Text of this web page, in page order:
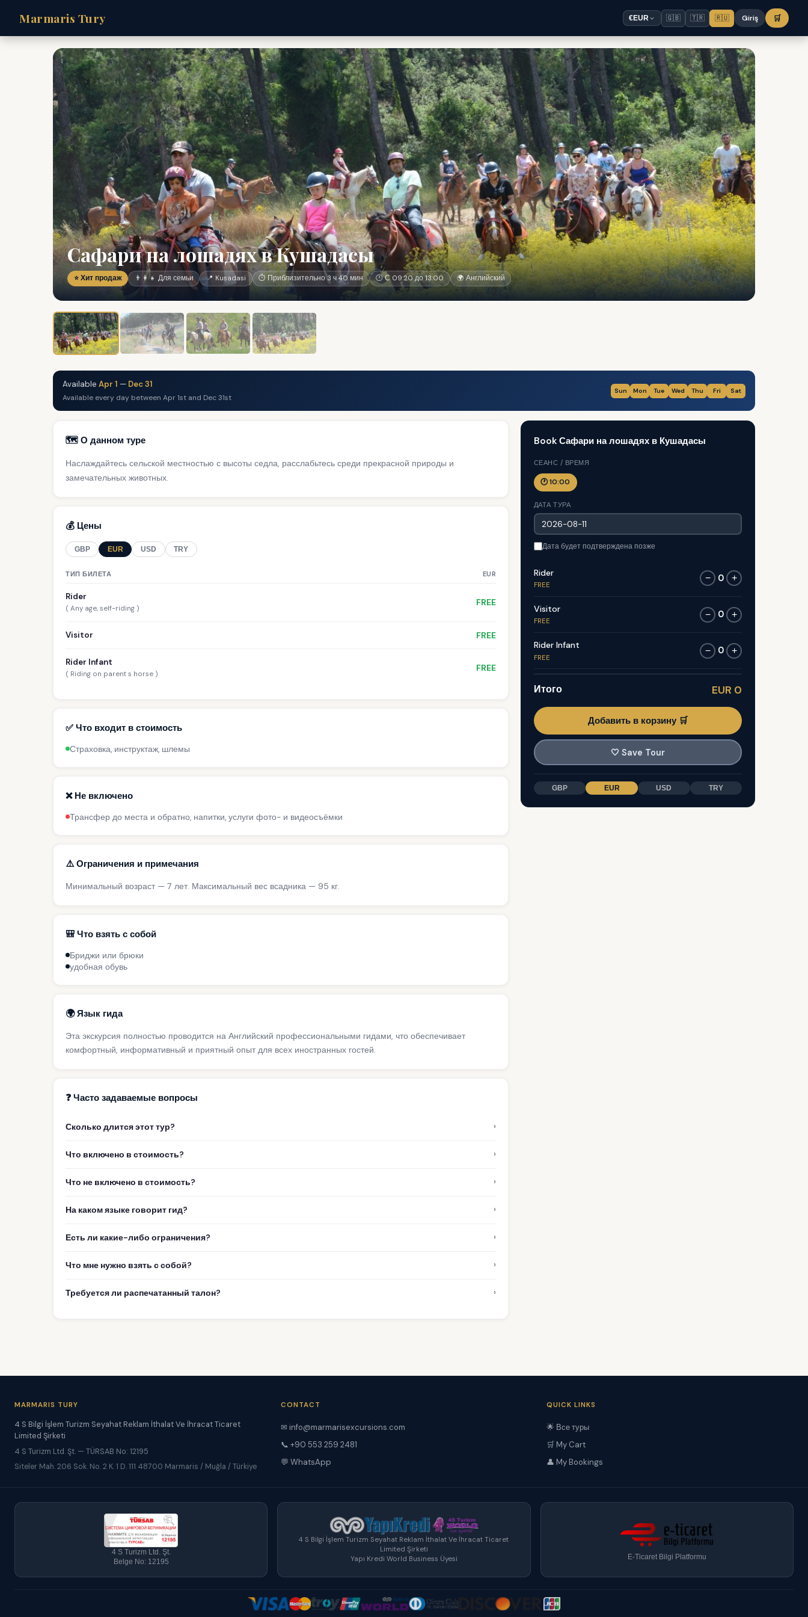
Marmaris Tury €EUR 🇬🇧 🇹🇷 🇷🇺 Giriş 🛒
Сафари на лошадях в Кушадасы
⭐ Хит продаж 👨‍👩‍👧 Для семьи 📍 Kusadasi ⏱ Приблизительно 3 ч 40 мин 🕐 С 09:20 до 13:00 🌍 Английский
Available Apr 1 — Dec 31
Available every day between Apr 1st and Dec 31st
Sun Mon Tue Wed Thu Fri Sat
🗺️ О данном туре
Наслаждайтесь сельской местностью с высоты седла, расслабьтесь среди прекрасной природы и
замечательных животных.
💰 Цены
GBP EUR USD TRY
ТИП БИЛЕТА EUR
Rider
( Any age, self-riding )
FREE
Visitor FREE
Rider Infant
( Riding on parent s horse )
FREE
✅ Что входит в стоимость
Страховка, инструктаж, шлемы
❌ Не включено
Трансфер до места и обратно, напитки, услуги фото- и видеосъёмки
⚠️ Ограничения и примечания
Минимальный возраст — 7 лет. Максимальный вес всадника — 95 кг.
🎒 Что взять с собой
Бриджи или брюки
удобная обувь
🌍 Язык гида
Эта экскурсия полностью проводится на Английский профессиональными гидами, что обеспечивает
комфортный, информативный и приятный опыт для всех иностранных гостей.
❓ Часто задаваемые вопросы
Сколько длится этот тур? ›
Что включено в стоимость? ›
Что не включено в стоимость? ›
На каком языке говорит гид? ›
Есть ли какие-либо ограничения? ›
Что мне нужно взять с собой? ›
Требуется ли распечатанный талон? ›
Book Сафари на лошадях в Кушадасы
СЕАНС / ВРЕМЯ
🕐 10:00
ДАТА ТУРА
Дата будет подтверждена позже
Rider
FREE
− 0 +
Visitor
FREE
− 0 +
Rider Infant
FREE
− 0 +
Итого EUR 0
Добавить в корзину 🛒
🤍 Save Tour
GBP EUR USD TRY
MARMARIS TURY
4 S Bilgi İşlem Turizm Seyahat Reklam İthalat Ve İhracat Ticaret
Limited Şirketi
4 S Turizm Ltd. Şt. — TÜRSAB No: 12195
Siteler Mah. 206 Sok. No. 2 K. 1 D. 111 48700 Marmaris / Muğla / Türkiye
CONTACT
✉ info@marmarisexcursions.com
📞 +90 553 259 2481
💬 WhatsApp
QUICK LINKS
🌟 Все туры
🛒 My Cart
👤 My Bookings
4 S Turizm Ltd. Şt.
Belge No: 12195
4 S Bilgi İşlem Turizm Seyahat Reklam İthalat Ve İhracat Ticaret
Limited Şirketi
Yapı Kredi World Business Üyesi
E-Ticaret Bilgi Platformu